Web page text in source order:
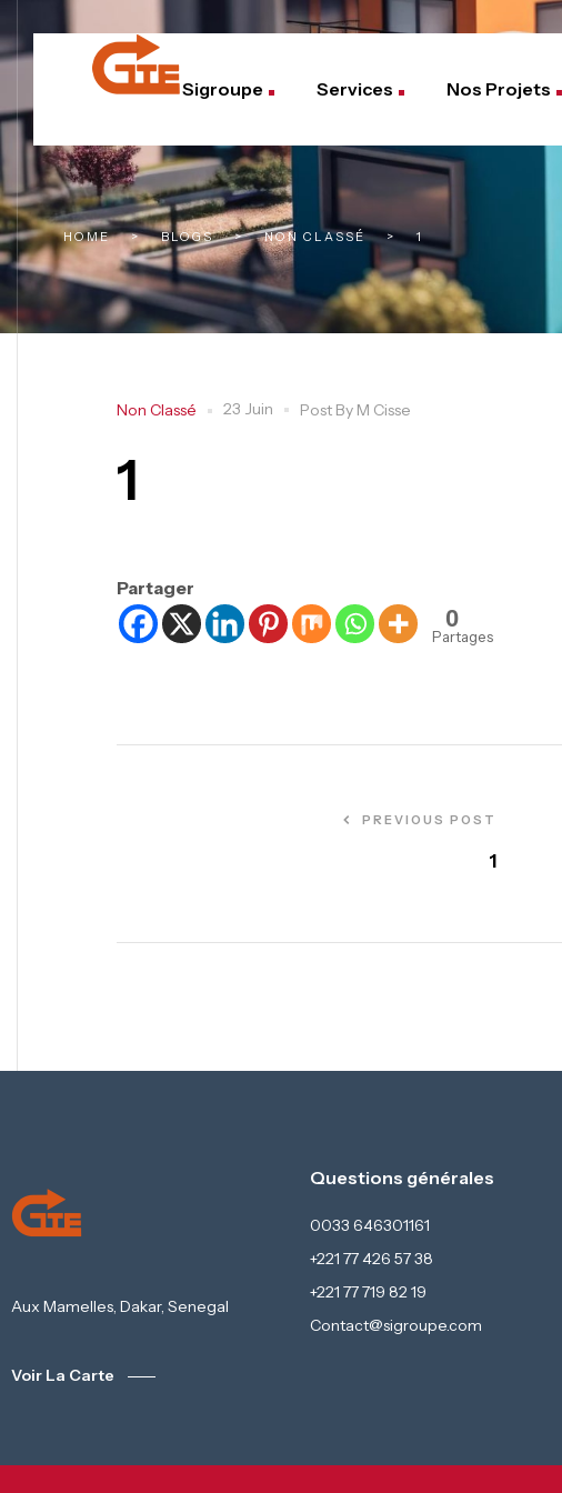
Sigroupe Services Nos Projets
HOME > BLOGS > NON CLASSÉ > 1
Non Classé 23 Juin Post By M Cisse
1
Partager
0
Partages
PREVIOUS POST
1
Aux Mamelles, Dakar, Senegal
Voir La Carte
Questions générales
0033 646301161
+221 77 426 57 38
+221 77 719 82 19
Contact@sigroupe.com